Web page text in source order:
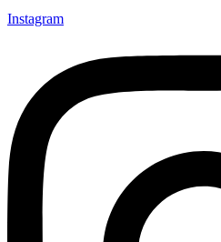
Instagram